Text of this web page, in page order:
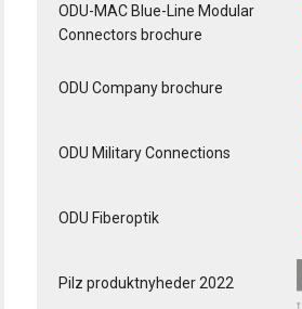
ODU-MAC Blue-Line Modular
Connectors brochure
ODU Company brochure
ODU Military Connections
ODU Fiberoptik
Pilz produktnyheder 2022